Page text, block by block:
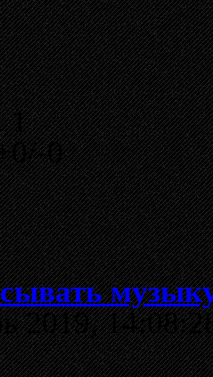
1
0
2019,